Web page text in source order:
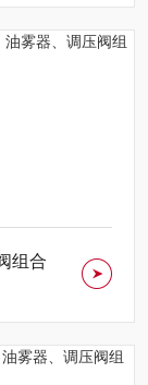
组合